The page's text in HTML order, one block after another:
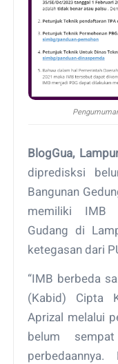
BlogGua,
dipredisksi
Bangunan
memiliki IMB
Gudang di
ketegasan dari
“IMB berbeda
(Kabid) Cipta
Aprizal melalui
belum